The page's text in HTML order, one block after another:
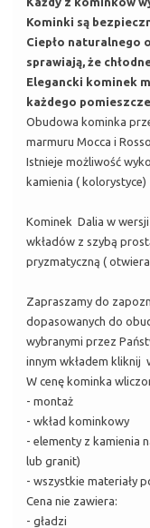
Kominki są
Ciepło naturalnego
sprawiają, że
Elegancki kominek
każdego
Obudowa kominka
marmuru Mocca i
Istnieje możliwość
kamienia (
Kominek Dalia w
wkładów z szybą
pryzmatyczną (
Zapraszamy do
dopasowanych do
wybranymi przez
innym wkładem kliknij
W cenę kominka
- montaż
- wkład kominkowy
- elementy z kamienia
lub granit)
- wszystkie materiały
Cena nie zawiera:
- gładzi